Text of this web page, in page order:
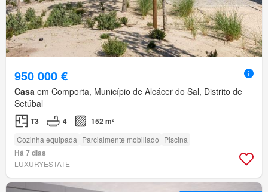
950 000 €
Casa em Comporta, Município de Alcácer do Sal, Distrito de
Setúbal
T3 4 152 m²
Cozinha equipada Parcialmente mobiliado Piscina
Há 7 dias
LUXURYESTATE